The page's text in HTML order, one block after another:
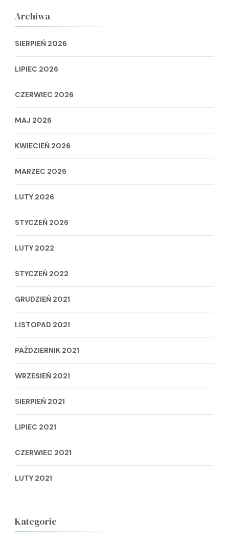
Archiwa
SIERPIEŃ 2026
LIPIEC 2026
CZERWIEC 2026
MAJ 2026
KWIECIEŃ 2026
MARZEC 2026
LUTY 2026
STYCZEŃ 2026
LUTY 2022
STYCZEŃ 2022
GRUDZIEŃ 2021
LISTOPAD 2021
PAŹDZIERNIK 2021
WRZESIEŃ 2021
SIERPIEŃ 2021
LIPIEC 2021
CZERWIEC 2021
LUTY 2021
Kategorie